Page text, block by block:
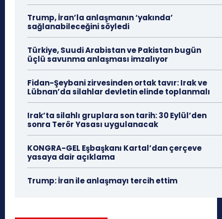
Trump, İran’la anlaşmanın ‘yakında’
sağlanabileceğini söyledi
Türkiye, Suudi Arabistan ve Pakistan bugün
üçlü savunma anlaşması imzalıyor
Fidan-Şeybani zirvesinden ortak tavır: Irak ve
Lübnan’da silahlar devletin elinde toplanmalı
Irak’ta silahlı gruplara son tarih: 30 Eylül’den
sonra Terör Yasası uygulanacak
KONGRA-GEL Eşbaşkanı Kartal’dan çerçeve
yasaya dair açıklama
Trump: İran ile anlaşmayı tercih ettim